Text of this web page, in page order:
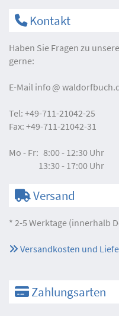
Kontakt
Haben Sie Fragen zu
gerne:
E-Mail info
Tel: +49-711-21042-25
Fax: +49-711-21042-31
Mo - Fr: 8:00 - 12:30 Uhr
13:30 - 17:00 Uhr
Versand
* 2-5 Werktage (innerhalb
Versandkosten und
Zahlungsarten